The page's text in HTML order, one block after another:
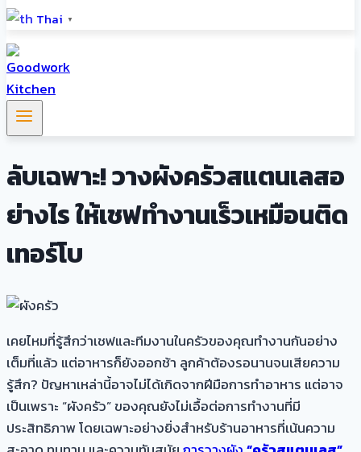
Thai ▼
ลับเฉพาะ! วางผังครัวสแตนเลสอ
ย่างไร ให้เชฟทำงานเร็วเหมือนติด
เทอร์โบ
เคยไหมที่รู้สึกว่าเชฟและทีมงานในครัวของคุณทำงานกันอย่าง
เต็มที่แล้ว แต่อาหารก็ยังออกช้า ลูกค้าต้องรอนานจนเสียความ
รู้สึก? ปัญหาเหล่านี้อาจไม่ได้เกิดจากฝีมือการทำอาหาร แต่อาจ
เป็นเพราะ “ผังครัว” ของคุณยังไม่เอื้อต่อการทำงานที่มี
ประสิทธิภาพ โดยเฉพาะอย่างยิ่งสำหรับร้านอาหารที่เน้นความ